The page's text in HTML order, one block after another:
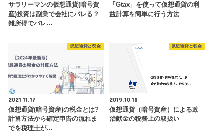
サラリーマンの仮想通貨(暗号資
産)投資は副業で会社にバレる？
雑所得でバレ…
「Gtax」を使って仮想通貨の利
益計算を簡単に行う方法
仮想通貨と税金
2021.11.17
仮想通貨(暗号資産)の税金とは?
計算方法から確定申告の流れま
でを税理士が…
仮想通貨と税金
2019.10.10
仮想通貨（暗号資産）による政
治献金の税務上の取扱い